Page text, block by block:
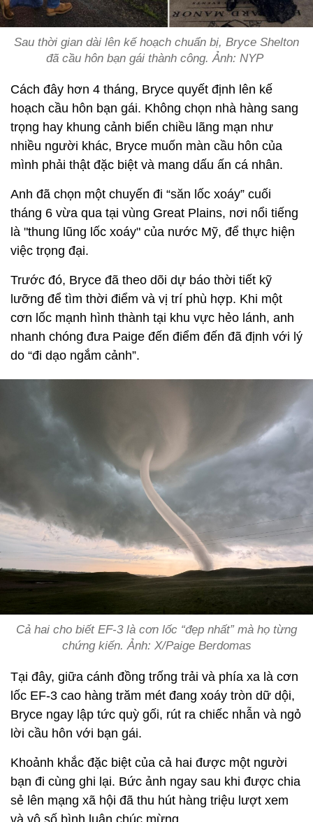
Sau thời gian dài lên kế hoạch chuẩn bị, Bryce Shelton
đã cầu hôn bạn gái thành công. Ảnh: NYP
Cách đây hơn 4 tháng, Bryce quyết định lên kế
hoạch cầu hôn bạn gái. Không chọn nhà hàng sang
trọng hay khung cảnh biển chiều lãng mạn như
nhiều người khác, Bryce muốn màn cầu hôn của
mình phải thật đặc biệt và mang dấu ấn cá nhân.
Anh đã chọn một chuyến đi “săn lốc xoáy” cuối
tháng 6 vừa qua tại vùng Great Plains, nơi nổi tiếng
là "thung lũng lốc xoáy" của nước Mỹ, để thực hiện
việc trọng đại.
Trước đó, Bryce đã theo dõi dự báo thời tiết kỹ
lưỡng để tìm thời điểm và vị trí phù hợp. Khi một
cơn lốc mạnh hình thành tại khu vực hẻo lánh, anh
nhanh chóng đưa Paige đến điểm đến đã định với lý
do “đi dạo ngắm cảnh”.
Cả hai cho biết EF‑3 là cơn lốc “đẹp nhất” mà họ từng
chứng kiến. Ảnh: X/Paige Berdomas
Tại đây, giữa cánh đồng trống trải và phía xa là cơn
lốc EF-3 cao hàng trăm mét đang xoáy tròn dữ dội,
Bryce ngay lập tức quỳ gối, rút ra chiếc nhẫn và ngỏ
lời cầu hôn với bạn gái.
Khoảnh khắc đặc biệt của cả hai được một người
bạn đi cùng ghi lại. Bức ảnh ngay sau khi được chia
sẻ lên mạng xã hội đã thu hút hàng triệu lượt xem
và vô số bình luận chúc mừng.